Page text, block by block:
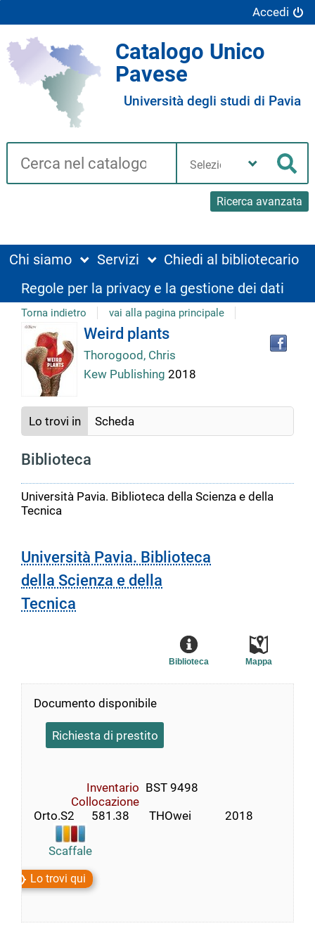
Accedi
Catalogo Unico
Pavese
Università degli studi di Pavia
Cerca su "Catalogo"
Ricerca avanzata
biblioteca
Chi siamo Servizi
Chiedi al bibliotecario
Regole per la privacy e la gestione dei dati
Torna indietro vai alla pagina principale
Dettaglio
del
documento
Weird plants
Thorogood, Chris
Kew Publishing 2018
Lo trovi in Scheda
Biblioteca
Università Pavia. Biblioteca della Scienza e della
Tecnica
Università Pavia. Biblioteca
della Scienza e della
Tecnica
Mappa
Biblioteca
Documento disponibile
Richiesta di prestito
Inventario BST 9498
Collocazione
Orto.S2      581.38       THOwei            2018
Scaffale
Lo trovi qui